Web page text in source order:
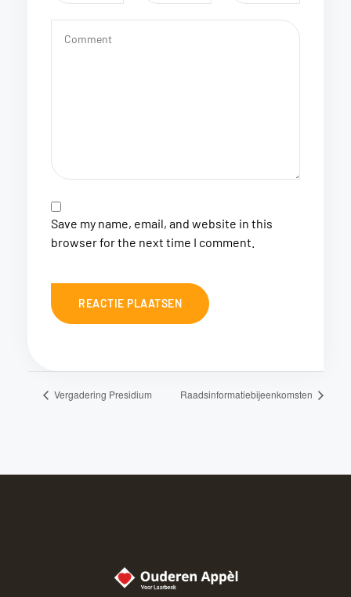
Save my name, email, and website in this
browser for the next time I comment.
Vergadering Presidium Raadsinformatiebijeenkomsten